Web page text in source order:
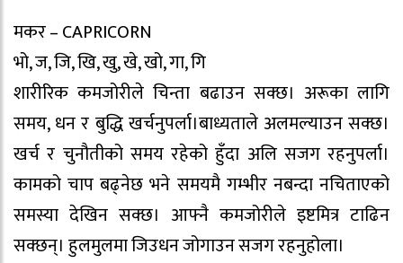
मकर – CAPRICORN
भो, ज, जि, खि, खु, खे, खो, गा, गि
शारीरिक कमजोरीले चिन्ता बढाउन सक्छ। अरूका लागि
समय, धन र बुद्धि खर्चनुपर्ला।बाध्यताले अलमल्याउन सक्छ।
खर्च र चुनौतीको समय रहेको हुँदा अलि सजग रहनुपर्ला।
कामको चाप बढ्नेछ भने समयमै गम्भीर नबन्दा नचिताएको
समस्या देखिन सक्छ। आफ्नै कमजोरीले इष्टमित्र टाढिन
सक्छन्। हुलमुलमा जिउधन जोगाउन सजग रहनुहोला।